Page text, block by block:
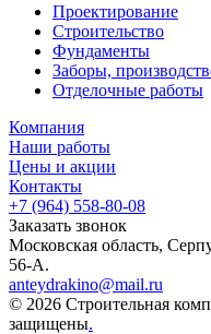
Проектирование
Строительство
Фундаменты
Заборы,
Отделочные работы
Компания
Наши работы
Цены и акции
Контакты
+7 (964) 558-80-08
Заказать звонок
Московская область,
56-А.
anteydrakino@mail.ru
© 2026 Строительная
защищены.